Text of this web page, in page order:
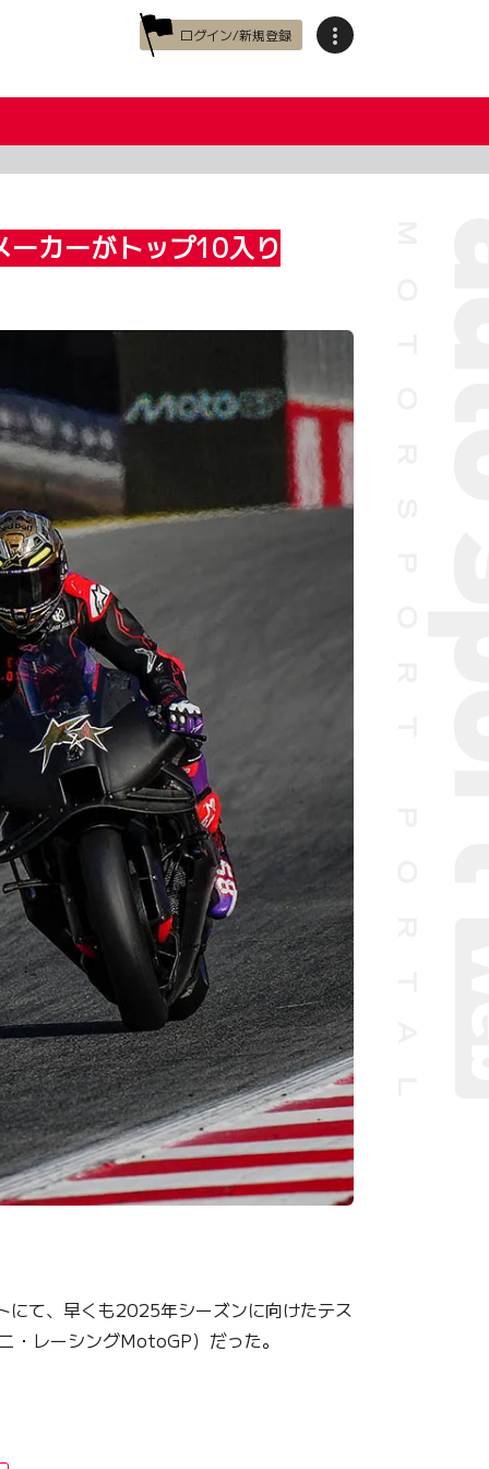
ログイン/新規登録
カーがトップ10入り
て、早くも2025年シーズンに向けたテス
・レーシングMotoGP）だった。